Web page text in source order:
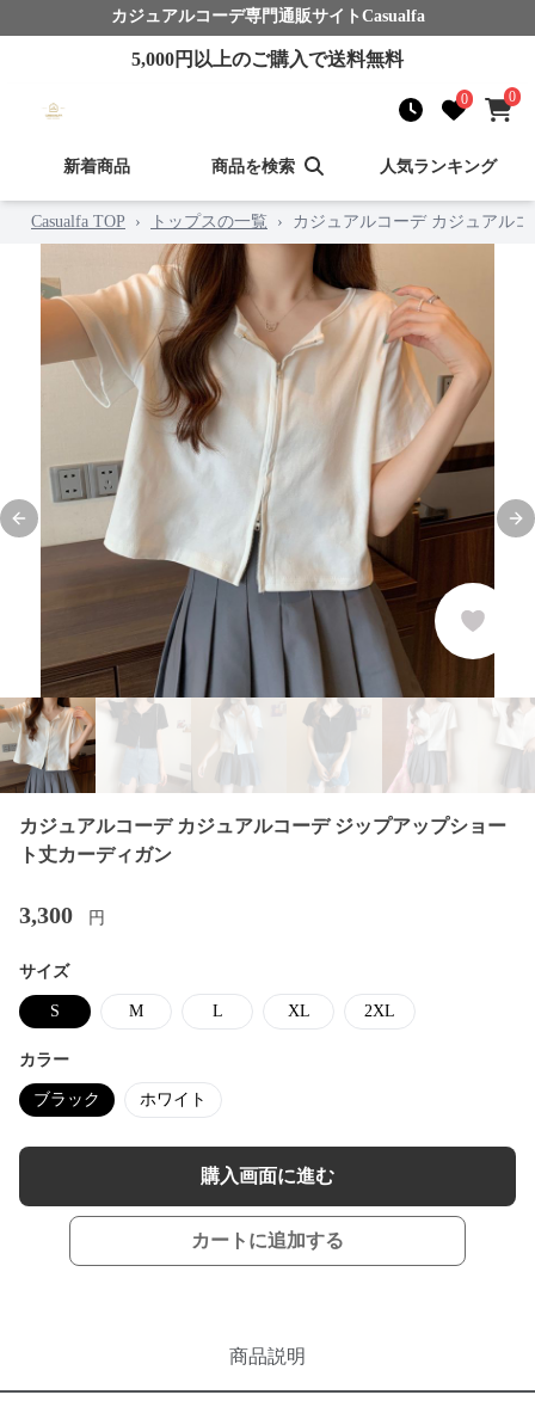
カジュアルコーデ専門通販サイト Casualfa
5,000円以上のご購入で送料無料
0 0
新着商品 商品を検索 人気ランキング
Casualfa TOP › トップスの一覧 › カジュアルコーデ カジュアル
Previous slide
カジュアルコーデ カジュアルコーデ ジップアップショー
ト丈カーディガン
3,300 円
サイズ
S M L XL 2XL
カラー
ブラック ホワイト
購入画面に進む
カートに追加する
商品説明